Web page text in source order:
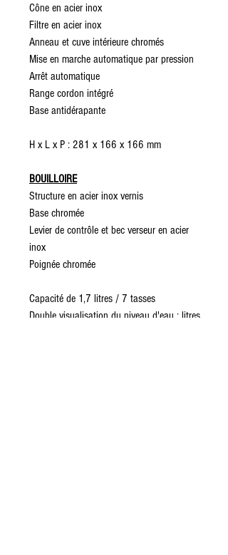
Cône en acier inox
Filtre en acier inox
Anneau et cuve intérieure chromés
Mise en marche automatique par pression
Arrêt automatique
Range cordon intégré
Base antidérapante
H x L x P : 281 x 166 x 166 mm
BOUILLOIRE
Structure en acier inox vernis
Base chromée
Levier de contrôle et bec verseur en acier
inox
Poignée chromée
Capacité de 1,7 litres / 7 tasses
Double visualisation du niveau d'eau : litres